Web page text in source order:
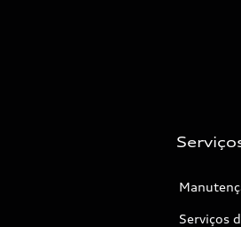
Serviços